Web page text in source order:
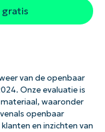
gratis
van de openbaar
Onze evaluatie is
waaronder
openbaar
en inzichten van